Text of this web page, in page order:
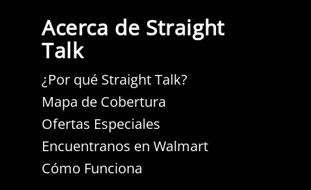
abre
una
nueva
pestaña.
abre
una
nueva
pestaña.
abre
una
abre
Acerca de Straight
Talk
¿Por qué Straight Talk?
Mapa de Cobertura
Ofertas Especiales
Encuentranos en Walmart
Cómo Funciona